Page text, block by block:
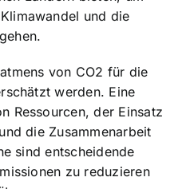
und die
von CO2 für die
werden. Eine
Ressourcen, der Einsatz
die Zusammenarbeit
sind entscheidende
zu reduzieren